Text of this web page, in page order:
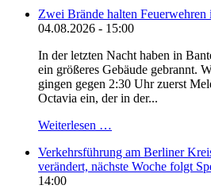
Zwei Brände halten
04.08.2026 - 15:00
In der letzten Nacht haben in
ein größeres Gebäude gebrannt.
gingen gegen 2:30 Uhr zuerst
Octavia ein, der in der...
Weiterlesen …
Verkehrsführung am Berliner
verändert, nächste Woche folgt
14:00